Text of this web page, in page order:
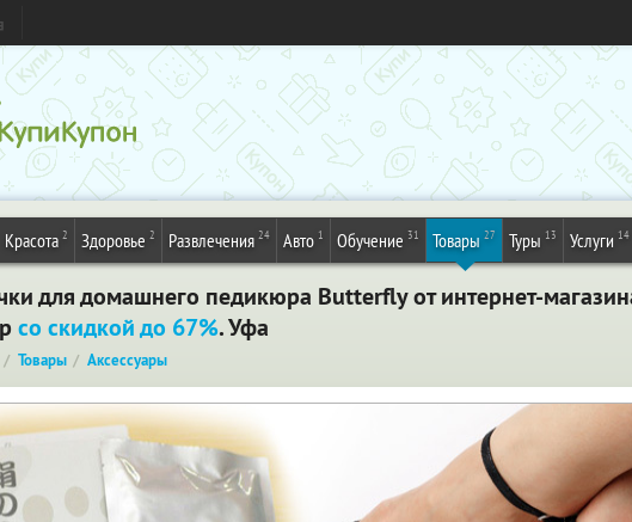
Красота 2 Здоровье 2 Развлечения 24 Авто 1 Обучение 31 Товары 27 Туры 13 Услуги 14
для домашнего педикюра Butterfly от интернет-
со скидкой до 67%. Уфа
Товары Аксессуары